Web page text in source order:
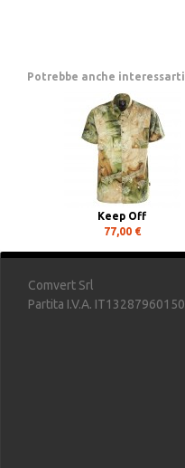
Potrebbe anche interessarti
Keep Off
77,00 €
Comvert Srl
Partita I.V.A. IT13287960150